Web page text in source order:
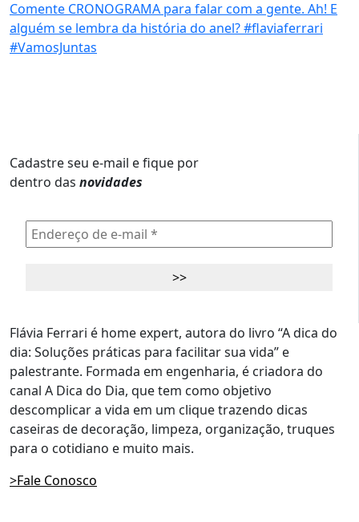
Cadastre seu e-mail e fique por
dentro das novidades
Flávia Ferrari é home expert, autora do livro “A dica do
dia: Soluções práticas para facilitar sua vida” e
palestrante. Formada em engenharia, é criadora do
canal A Dica do Dia, que tem como objetivo
descomplicar a vida em um clique trazendo dicas
caseiras de decoração, limpeza, organização, truques
para o cotidiano e muito mais.
>Fale Conosco